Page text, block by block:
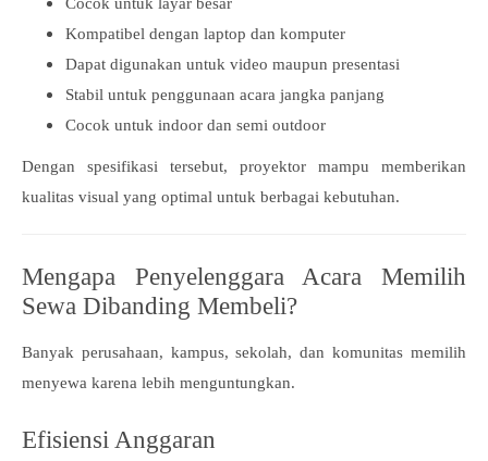
Kompatibel dengan laptop dan komputer
Dapat digunakan untuk video maupun presentasi
Stabil untuk penggunaan acara jangka panjang
Cocok untuk indoor dan semi outdoor
Dengan spesifikasi tersebut, proyektor mampu memberikan
kualitas visual yang optimal untuk berbagai kebutuhan.
Mengapa Penyelenggara Acara Memilih
Sewa Dibanding Membeli?
Banyak perusahaan, kampus, sekolah, dan komunitas memilih
menyewa karena lebih menguntungkan.
Efisiensi Anggaran